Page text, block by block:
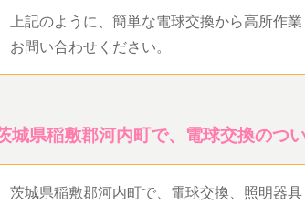
上記のように、簡単な電球交換から高所作
お問い合わせください。
城県稲敷郡河内町で、電球交換のつ
茨城県稲敷郡河内町で、電球交換、照明器